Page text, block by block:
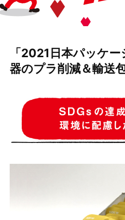
「2021日本パッケ
器のプラ削減＆輸送